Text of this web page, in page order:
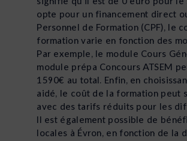
opte pour un financement direct
Personnel de Formation (CPF), le
formation varie en fonction des
Par exemple, le module Cours
module prépa Concours ATSEM
1590€ au total. Enfin, en
aidé, le coût de la formation peut
avec des tarifs réduits pour les
Il est également possible de
locales à Évron, en fonction de la